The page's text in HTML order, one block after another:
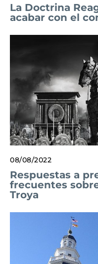
La Doctrina
acabar con el
08/08/2022
Respuestas a
frecuentes
Troya